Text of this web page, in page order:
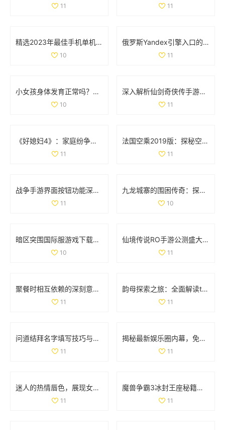
11 11
精选2023年最佳手机单机游戏APP推荐与排行榜分享
10
俄罗斯Yandex引擎入口的详细解析与使用指南
11
小女孩身体发育正常吗？肛门微开现象解析
10
深入解析仙剑奇侠传手游情缘系统的独特魅力与玩法
11
《好媳妇4》：家庭纷争与亲情考验交织的真实生活故事
11
法国空乘2019版：探秘空中服务背后的故事与挑战
11
战争手游界面按钮功能深入分析：揭开无尽战斗的神秘面纱
11
九龙城寨的围困传奇：探索历史中的生存之道
10
暗区突围国际服游戏下载指南：畅享极致战斗体验
10
仙境传说RO手游公测盛大开启 福利返利额度详细解析
11
聚餐时相互依赖的深刻意义与人际关系探讨
11
韵母探索之旅：全面解读t系列102章的音韵奥秘
11
问道结拜名字填写技巧与注意事项详解
11
揭秘最新娱乐圈内幕，免费获取吃瓜爆料精彩内容
11
迷人的热情唇色，展现女性独特韵味与魅力
11
魔兽争霸3冰封王座秘籍全解析，助你轻松通关游戏
11